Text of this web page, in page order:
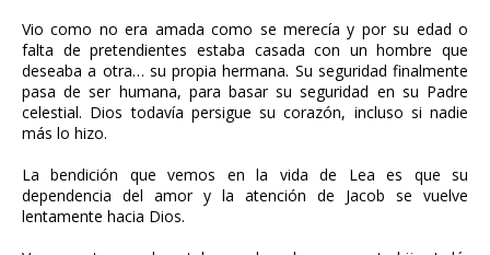
Vio como no era amada como se merecía y por su edad o
falta de pretendientes estaba casada con un hombre que
deseaba a otra… su propia hermana. Su seguridad finalmente
pasa de ser humana, para basar su seguridad en su Padre
celestial. Dios todavía persigue su corazón, incluso si nadie
más lo hizo.
La bendición que vemos en la vida de Lea es que su
dependencia del amor y la atención de Jacob se vuelve
lentamente hacia Dios.